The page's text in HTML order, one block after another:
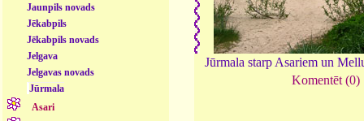
Jaunpils novads
Jēkabpils
Jēkabpils novads
Jelgava
Jelgavas novads
Jūrmala
Asari
Jūrmala starp Asariem un
Komentēt (0)